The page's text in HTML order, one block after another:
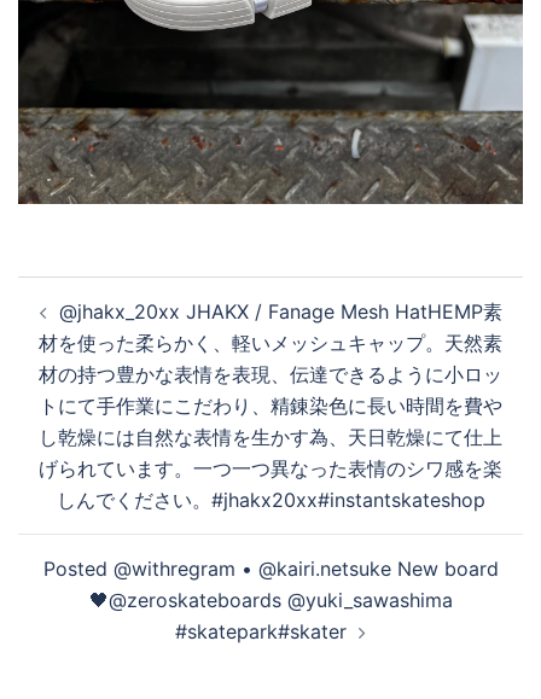
稿
ナ
ビ
ゲ
ー
ョ
ン
@jhakx_20xx JHAKX / Fanage Mesh HatHEMP素
材を使った柔らかく、軽いメッシュキャップ。天然素
材の持つ豊かな表情を表現、伝達できるように小ロッ
トにて手作業にこだわり、精錬染色に長い時間を費や
し乾燥には自然な表情を生かす為、天日乾燥にて仕上
げられています。一つ一つ異なった表情のシワ感を楽
しんでください。#jhakx20xx#instantskateshop
Posted @withregram • @kairi.netsuke New board
🖤@zeroskateboards @yuki_sawashima
#skatepark#skater